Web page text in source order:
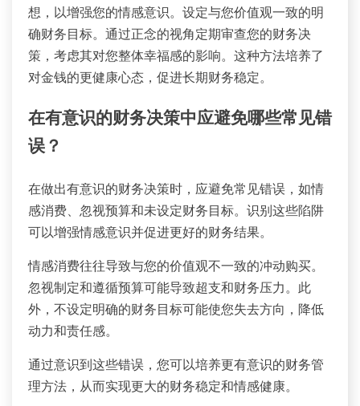
想，以增强您的情感意识。设定与您价值观一致的明
确财务目标。通过正念的视角定期审查您的财务决
策，考虑其对您整体幸福感的影响。这种方法培养了
对金钱的更健康心态，促进长期财务稳定。
在有意识的财务决策中应避免哪些常见错
误？
在做出有意识的财务决策时，应避免常见错误，如情
感消费、忽视预算和未设定财务目标。识别这些陷阱
可以增强情感意识并促进更好的财务结果。
情感消费往往导致与您的价值观不一致的冲动购买。
忽视制定和遵循预算可能导致超支和财务压力。此
外，不设定明确的财务目标可能使您失去方向，降低
动力和责任感。
通过意识到这些错误，您可以培养更有意识的财务管
理方法，从而实现更大的财务稳定和情感健康。